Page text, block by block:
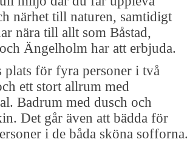
närhet till naturen, samtidigt
nära till allt som Båstad,
Ängelholm har att erbjuda.
plats för fyra personer i två
ett stort allrum med
Badrum med dusch och
Det går även att bädda för
i de båda sköna